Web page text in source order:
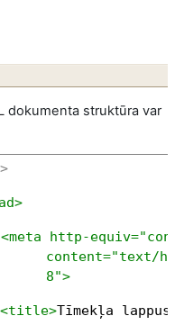
dokumenta struktūra var
<meta http-
content="text/
8">
<title>Tīmekļa lappuse